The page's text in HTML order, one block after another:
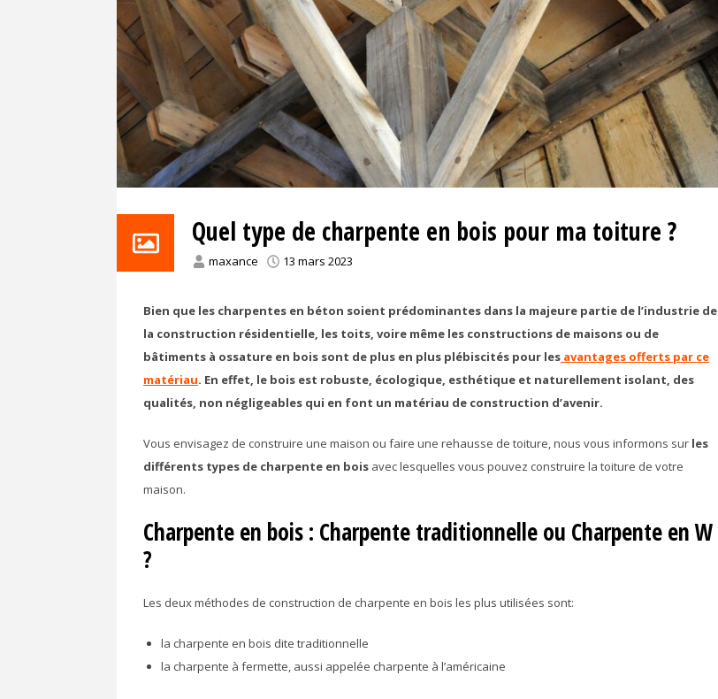
Quel type de charpente en bois pour ma toiture ?
maxance 13 mars 2023
Bien que les charpentes en béton soient prédominantes dans la majeure partie de l’industrie de
la construction résidentielle, les toits, voire même les constructions de maisons ou de
bâtiments à ossature en bois sont de plus en plus plébiscités pour les avantages offerts par ce
matériau. En effet, le bois est robuste, écologique, esthétique et naturellement isolant, des
qualités, non négligeables qui en font un matériau de construction d’avenir.
Vous envisagez de construire une maison ou faire une rehausse de toiture, nous vous informons sur les
différents types de charpente en bois avec lesquelles vous pouvez construire la toiture de votre
maison.
Charpente en bois : Charpente traditionnelle ou Charpente en W
?
Les deux méthodes de construction de charpente en bois les plus utilisées sont:
la charpente en bois dite traditionnelle
la charpente à fermette, aussi appelée charpente à l’américaine